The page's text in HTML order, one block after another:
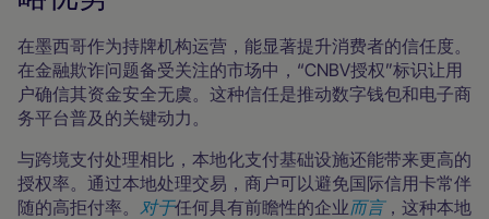
在墨西哥作为持牌机构运营，能显著提升消费者的信任度。
在金融欺诈问题备受关注的市场中，“CNBV授权”标识让用
户确信其资金安全无虞。这种信任是推动数字钱包和电子商
务平台普及的关键动力。
与跨境支付处理相比，本地化支付基础设施还能带来更高的
授权率。通过本地处理交易，商户可以避免国际信用卡常伴
随的高拒付率。 对于任何具有前瞻性的企业而言，这种本地